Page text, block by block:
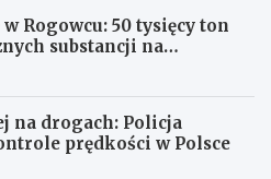
Rogowcu: 50 tysięcy ton
substancji na
na drogach: Policja
prędkości w Polsce